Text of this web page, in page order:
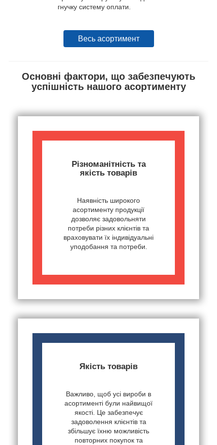
гнучку систему оплати.
Весь асортимент
Основні фактори, що забезпечують
успішність нашого асортименту
Різноманітність та
якість товарів
Наявність широкого
асортименту продукції
дозволяє задовольняти
потреби різних клієнтів та
враховувати їх індивідуальні
уподобання та потреби.
Якість товарів
Важливо, щоб усі вироби в
асортименті були найвищої
якості. Це забезпечує
задоволення клієнтів та
збільшує їхню можливість
повторних покупок та